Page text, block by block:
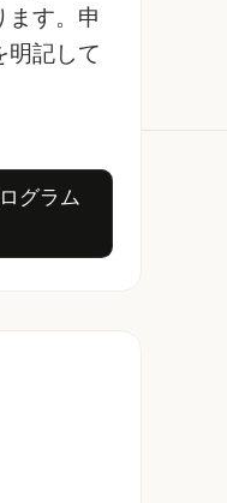
す。申
明記して
グラム
ートアッププログラム